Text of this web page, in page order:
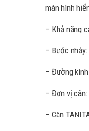
màn hình
– Khả năng
– Bước nhảy:
– Đường
– Đơn vị cân:
– Cân